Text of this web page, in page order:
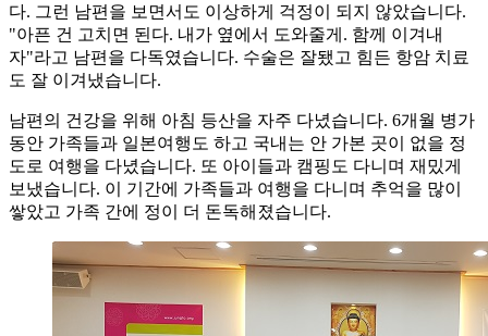
다. 그런 남편을 보면서도 이상하게 걱정이 되지 않았습니다.
"아픈 건 고치면 된다. 내가 옆에서 도와줄게. 함께 이겨내
자"라고 남편을 다독였습니다. 수술은 잘됐고 힘든 항암 치료
도 잘 이겨냈습니다.
남편의 건강을 위해 아침 등산을 자주 다녔습니다. 6개월 병가
동안 가족들과 일본여행도 하고 국내는 안 가본 곳이 없을 정
도로 여행을 다녔습니다. 또 아이들과 캠핑도 다니며 재밌게
보냈습니다. 이 기간에 가족들과 여행을 다니며 추억을 많이
쌓았고 가족 간에 정이 더 돈독해졌습니다.